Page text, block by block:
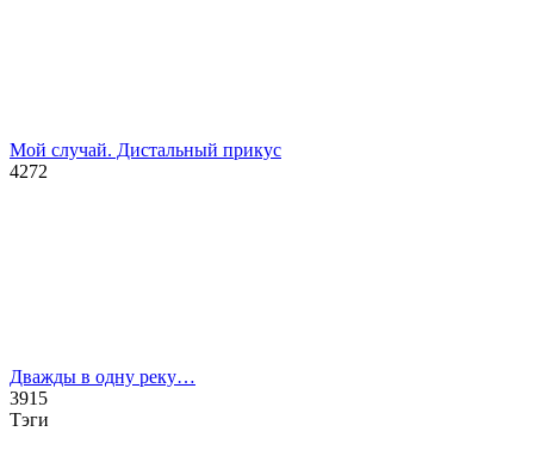
Мой случай. Дистальный прикус
4272
Дважды в одну реку…
3915
Тэги